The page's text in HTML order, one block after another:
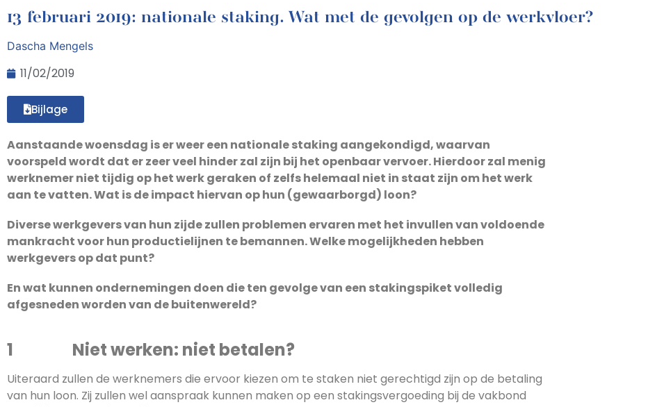
13 februari 2019: nationale staking. Wat met de gevolgen op de werkvloer?
Dascha Mengels
11/02/2019
Bijlage
Aanstaande woensdag is er weer een nationale staking aangekondigd, waarvan
voorspeld wordt dat er zeer veel hinder zal zijn bij het openbaar vervoer. Hierdoor zal menig
werknemer niet tijdig op het werk geraken of zelfs helemaal niet in staat zijn om het werk
aan te vatten. Wat is de impact hiervan op hun (gewaarborgd) loon?
Diverse werkgevers van hun zijde zullen problemen ervaren met het invullen van voldoende
mankracht voor hun productielijnen te bemannen. Welke mogelijkheden hebben
werkgevers op dat punt?
En wat kunnen ondernemingen doen die ten gevolge van een stakingspiket volledig
afgesneden worden van de buitenwereld?
1 Niet werken: niet betalen?
Uiteraard zullen de werknemers die ervoor kiezen om te staken niet gerechtigd zijn op de betaling
van hun loon. Zij zullen wel aanspraak kunnen maken op een stakingsvergoeding bij de vakbond